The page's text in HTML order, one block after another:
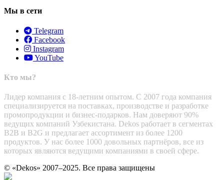
Мы в сети
Telegram
Facebook
Instagram
YouTube
Кто мы?
Лидер компания с 18-летним опытом. С 2007 года компания
специализируется на поставках, производстве и разработке
промопродукции и бизнес-подарков. Нам доверяют 90%
ведущих компаний Узбекистана. Dekos работает в сегментах
B2B и B2G и предлагает ассортимент из более 1200
продуктов. У нас более 1000 довольных партнёров, все из
которых являются ведущими компаниями в своей сфере.
© «Dekos» 2007–2025. Все права защищены